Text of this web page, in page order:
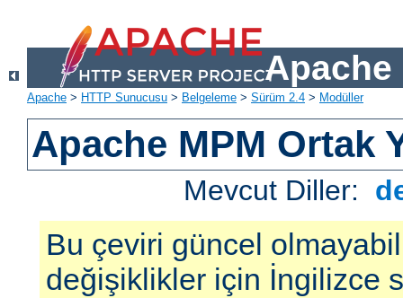
Apache
Apache > HTTP Sunucusu > Belgeleme > Sürüm 2.4 > Modüller
Apache MPM Ortak
Mevcut Diller:
Bu çeviri güncel
değişiklikler için İngilizce